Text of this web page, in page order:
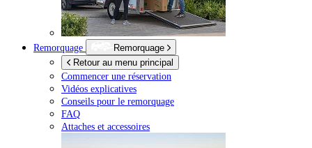
Remorquage
Remorquage
Retour au menu principal
Commencer une réservation
Vidéos explicatives
Conseils pour le remorquage
FAQ
Attaches et accessoires